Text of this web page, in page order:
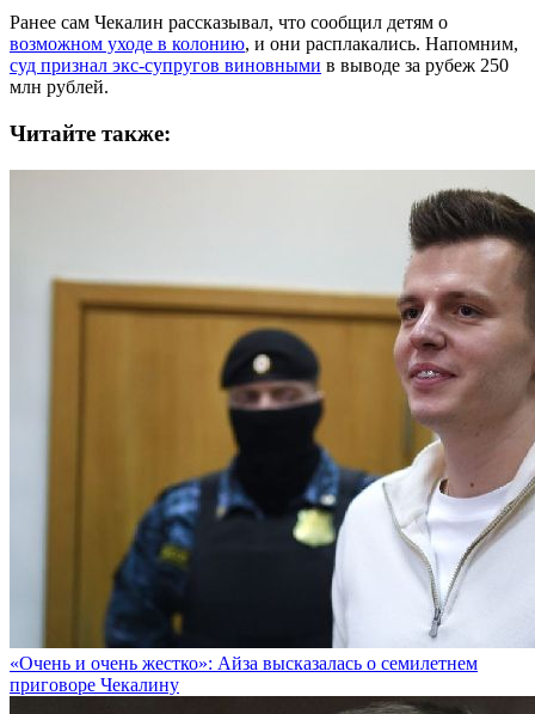
Ранее сам Чекалин рассказывал, что сообщил детям о
возможном уходе в колонию, и они расплакались. Напомним,
суд признал экс-супругов виновными в выводе за рубеж 250
млн рублей.
Читайте также:
«Очень и очень жестко»: Айза высказалась о семилетнем
приговоре Чекалину